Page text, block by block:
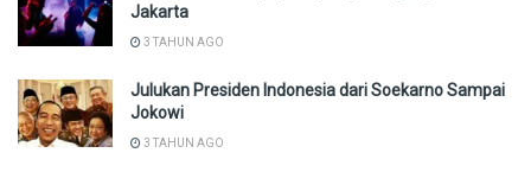
Jakarta
3 TAHUN AGO
Julukan Presiden Indonesia dari Soekarno Sampai
Jokowi
3 TAHUN AGO